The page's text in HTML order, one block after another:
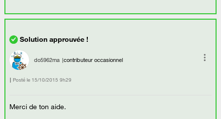
do5962ma contributeur occasionnel
Posté le ‎15/10/2015 9h29
Merci de ton aide.